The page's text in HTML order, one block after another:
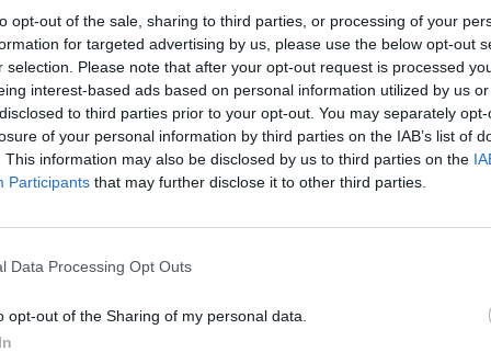
opt-out of the sale, sharing to third parties, or processing of your
for targeted advertising by us, please use the below opt-out
selection. Please note that after your opt-out request is processed
interest-based ads based on personal information utilized by us
to third parties prior to your opt-out. You may separately
of your personal information by third parties on the IAB’s list of
This information may also be disclosed by us to third parties on the
Participants that may further disclose it to other third parties.
Data Processing Opt Outs
opt-out of the Sharing of my personal data.
sensacija Miegas
Visi įrašai
–
kasdienybė – priekabiavimas, patyčios ir